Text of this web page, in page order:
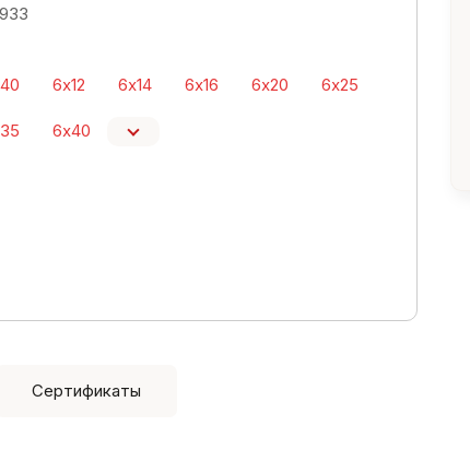
933
6х12 6х14 6х16 6х20 6х25
6х40
Сертификаты